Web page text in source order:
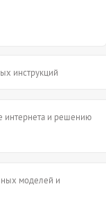
инструкций
интернета и решению
моделей и